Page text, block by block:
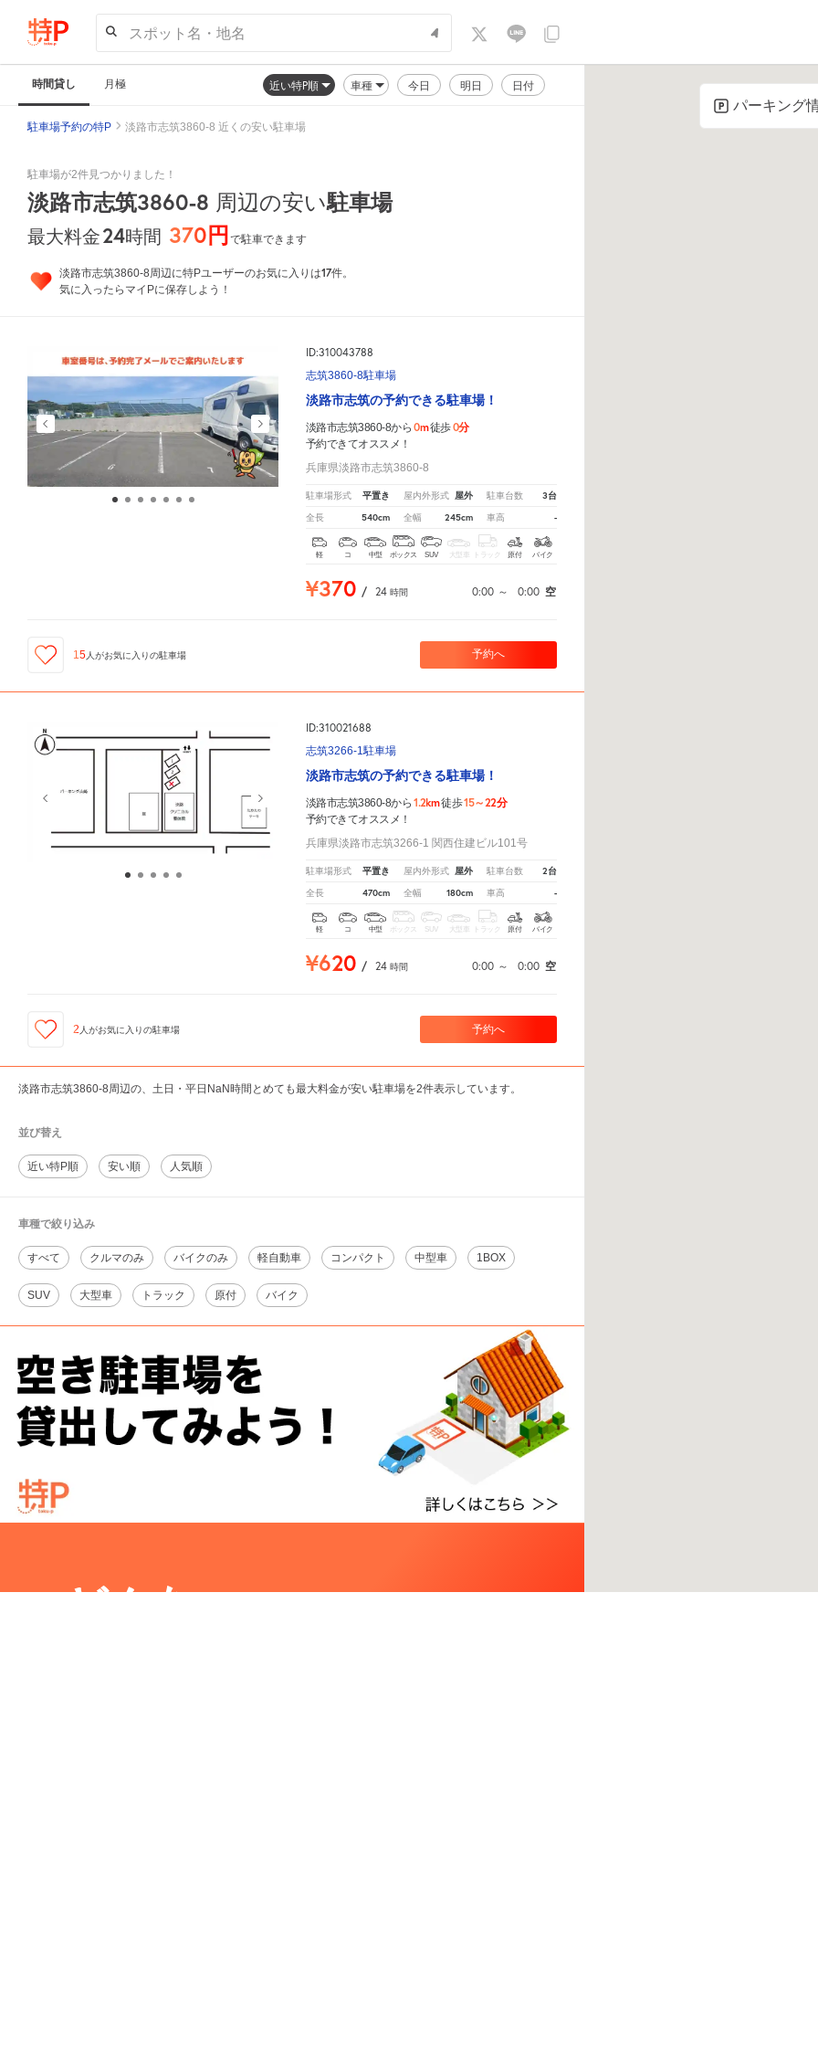
スポット名・地名
時間貸し 月極 近い特P順 車種 今日 明日 日付
パーキング
駐車場予約の特P 淡路市志筑3860-8 近くの安い駐車場
駐車場が2件見つかりました！
淡路市志筑3860-8 周辺の安い駐車場
最大料金24時間 370円で駐車できます
淡路市志筑3860-8周辺に特Pユーザーのお気に入りは17件。
気に入ったらマイPに保存しよう！
ID:310043788
志筑3860-8駐車場
淡路市志筑の予約できる駐車場！
淡路市志筑3860-8から 0m徒歩0分
予約できてオススメ！
兵庫県淡路市志筑3860-8
駐車場形式 平置き 屋内外形式 屋外 駐車台数 3台
全長 540cm 全幅 245cm 車高 -
軽 コ 中型 ボックス SUV 大型車 トラック 原付 バイク
¥370 / 24 時間 0:00 ～ 0:00 空
15 人がお気に入りの駐車場 予約へ
ID:310021688
志筑3266-1駐車場
淡路市志筑の予約できる駐車場！
淡路市志筑3860-8から 1.2km徒歩15～22分
予約できてオススメ！
兵庫県淡路市志筑3266-1 関西住建ビル101号
駐車場形式 平置き 屋内外形式 屋外 駐車台数 2台
全長 470cm 全幅 180cm 車高 -
軽 コ 中型 ボックス SUV 大型車 トラック 原付 バイク
¥620 / 24 時間 0:00 ～ 0:00 空
2 人がお気に入りの駐車場 予約へ
淡路市志筑3860-8周辺の、土日・平日NaN時間とめても最大料金が安い駐車場を2件表示しています。
並び替え
近い特P順 安い順 人気順
車種で絞り込み
すべて クルマのみ バイクのみ 軽自動車 コンパクト 中型車 1BOX
SUV 大型車 トラック 原付 バイク
どんな